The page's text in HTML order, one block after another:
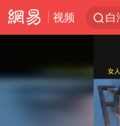
视频
王